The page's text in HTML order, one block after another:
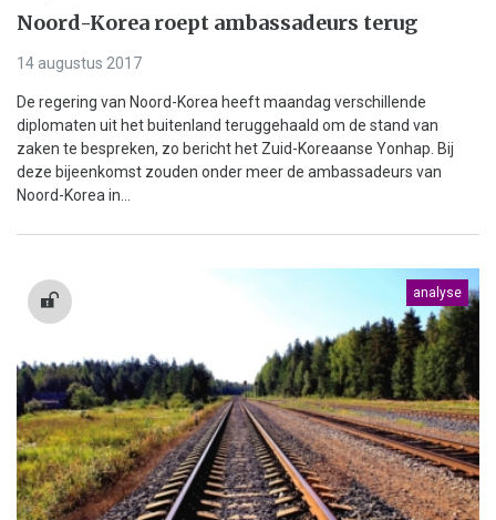
Noord-Korea roept ambassadeurs terug
14 augustus 2017
De regering van Noord-Korea heeft maandag verschillende
diplomaten uit het buitenland teruggehaald om de stand van
zaken te bespreken, zo bericht het Zuid-Koreaanse Yonhap. Bij
deze bijeenkomst zouden onder meer de ambassadeurs van
Noord-Korea in...
analyse